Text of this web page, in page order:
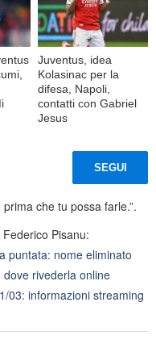
Juventus, idea
Kolasinac per la
difesa, Napoli,
contatti con Gabriel
Jesus
SEGUI
che tu possa farle.”.
Pisanu:
puntata: nome eliminato
rivederla online
03: informazioni streaming